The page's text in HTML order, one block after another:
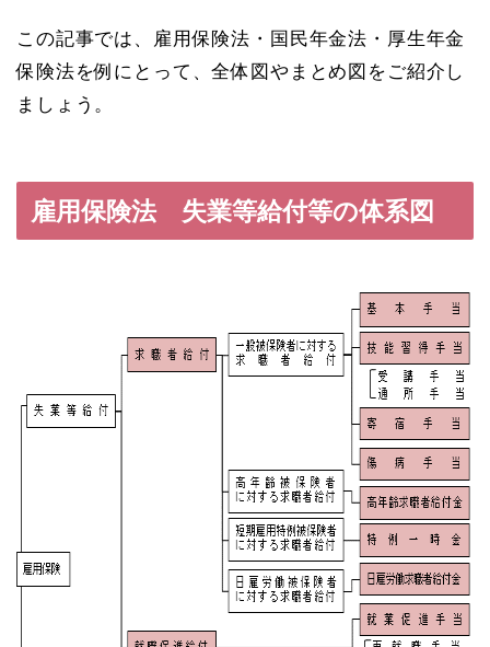
この記事では、雇用保険法・国民年金法・厚生年金
保険法を例にとって、全体図やまとめ図をご紹介し
ましょう。
雇用保険法 失業等給付等の体系図